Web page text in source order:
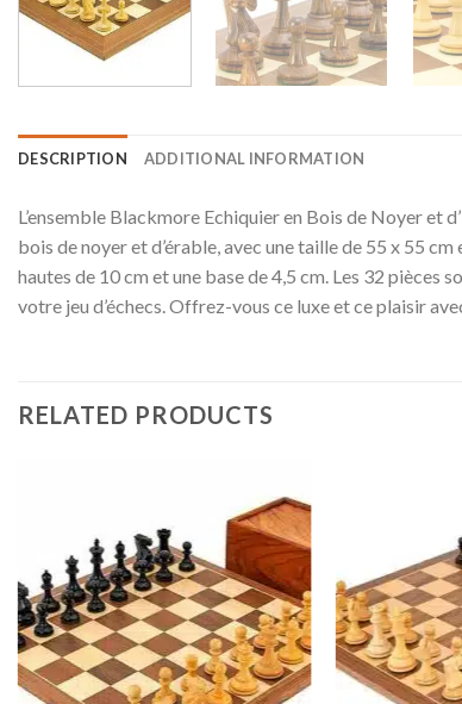
DESCRIPTION ADDITIONAL INFORMATION
L’ensemble Blackmore Echiquier en Bois de Noyer et
bois de noyer et d’érable, avec une taille de 55 x 55
hautes de 10 cm et une base de 4,5 cm. Les 32 pièces
votre jeu d’échecs. Offrez-vous ce luxe et ce plaisir
RELATED PRODUCTS